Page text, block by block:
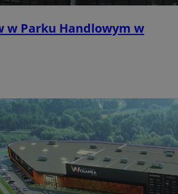
w Parku Handlowym w